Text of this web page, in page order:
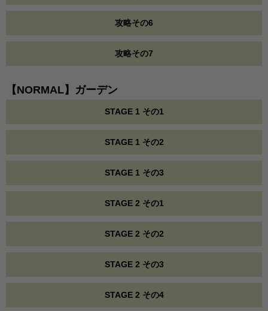
攻略その6
攻略その7
【NORMAL】ガーデン
STAGE 1 その1
STAGE 1 その2
STAGE 1 その3
STAGE 2 その1
STAGE 2 その2
STAGE 2 その3
STAGE 2 その4